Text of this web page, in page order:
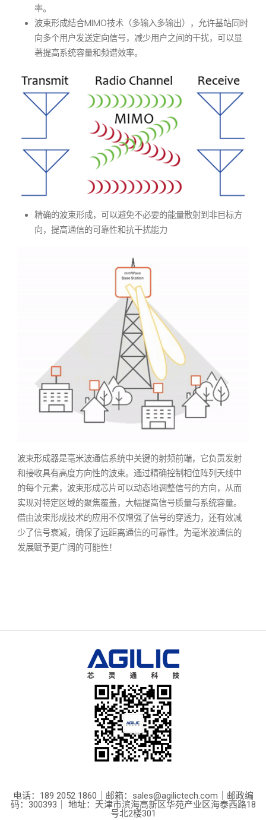
率。
波束形成结合MIMO技术（多输入多输出），允许基站同时
向多个用户发送定向信号，减少用户之间的干扰，可以显
著提高系统容量和频谱效率。
精确的波束形成，可以避免不必要的能量散射到非目标方
向，提高通信的可靠性和抗干扰能力
波束形成器是毫米波通信系统中关键的射频前端，它负责发射
和接收具有高度方向性的波束。通过精确控制相位阵列天线中
的每个元素，波束形成芯片可以动态地调整信号的方向，从而
实现对特定区域的聚焦覆盖，大幅提高信号质量与系统容量。
借由波束形成技术的应用不仅增强了信号的穿透力，还有效减
少了信号衰减，确保了远距离通信的可靠性。为毫米波通信的
发展赋予更广阔的可能性！
电话：189 2052 1860｜邮箱：sales@agilictech.com｜邮政编
码：300393｜ 地址：天津市滨海高新区华苑产业区海泰西路18
号北2楼301